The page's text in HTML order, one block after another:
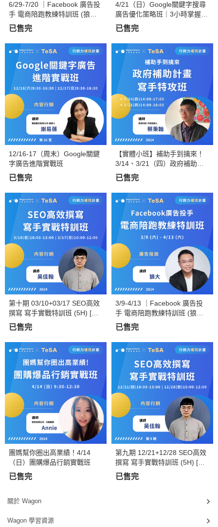
6/29-7/20 ｜Facebook 廣告投
手 電商陪跑教練特訓班 (狼大
老師親授) 【實體/線上直播】
已售完
4/21（日）Google關鍵字搜尋
廣告優化策略班｜3小時掌握提
升Google Ads成效關鍵！ TeS
A
已售完
12/16-17（周末）Google關鍵
字廣告進階實戰班
已售完
【實體小班】補助手到擒來！
3/14、3/21（四）政府補助計
畫寫手特攻班
已售完
第十期 03/10+03/17 SEO高效
撰寫 寫手實戰特訓班 (5H) [假
日班]
已售完
3/9-4/13 ｜Facebook 廣告投
手 電商陪跑教練特訓班 (狼大
老師親授) 〈實體/線上直播均
可選擇〉
已售完
團媽幫你圈出高業績！4/14
（日）團購爆品行銷實戰班
已售完
第九期 12/21+12/28 SEO高效
撰寫 寫手實戰特訓班 (5H) [平
日班]
已售完
關於 Wagon
Wagon 學習資源